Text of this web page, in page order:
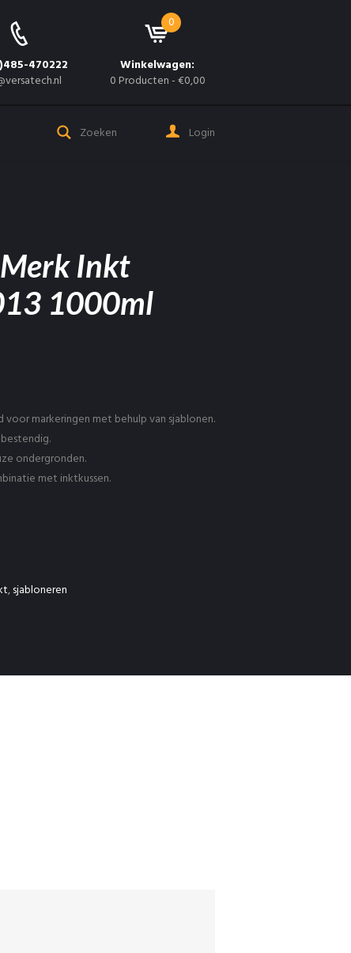
470222
0
Winkelwagen:
0 Producten-€0,00
Login
Inkt
1000ml
markeringen met behulp van sjablonen.
ondergronden.
met inktkussen.
,sjabloneren